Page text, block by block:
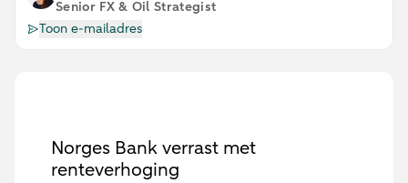
Senior FX & Oil Strategist
Toon e-mailadres
Norges Bank verrast met
renteverhoging